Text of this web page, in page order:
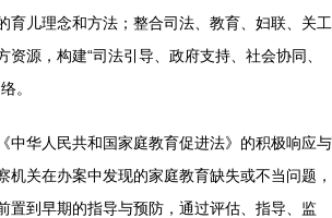
育儿理念和方法；整合司法、教育、妇联、关工
资源，构建“司法引导、政府支持、社会协同、
。
中华人民共和国家庭教育促进法》的积极响应与
机关在办案中发现的家庭教育缺失或不当问题，
置到早期的指导与预防，通过评估、指导、监